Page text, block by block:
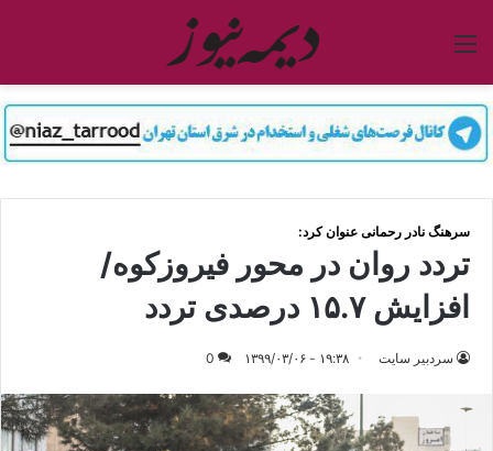
منو
سرهنگ نادر رحمانی عنوان کرد:
تردد روان در محور فیروزکوه/
افزایش ۱۵.۷ درصدی تردد
سردبیر سایت ۱۹:۳۸ - ۱۳۹۹/۰۳/۰۶ 0